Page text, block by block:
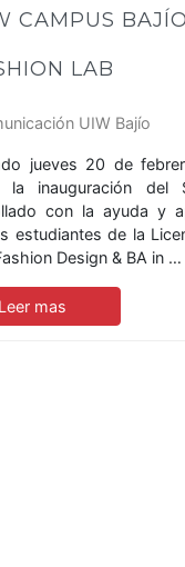
CAMPUS
LAB
UIW Bajío
jueves 20 de
la inauguración del
con la ayuda y
estudiantes de la
Design & BA in …
Leer mas